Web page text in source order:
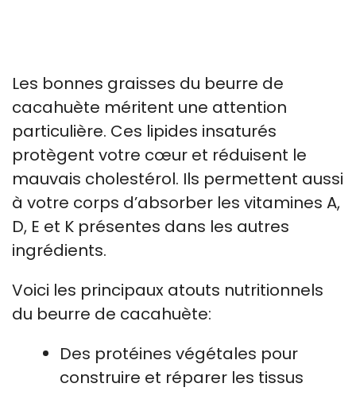
Les bonnes graisses du beurre de
cacahuète méritent une attention
particulière. Ces lipides insaturés
protègent votre cœur et réduisent le
mauvais cholestérol. Ils permettent aussi
à votre corps d’absorber les vitamines A,
D, E et K présentes dans les autres
ingrédients.
Voici les principaux atouts nutritionnels
du beurre de cacahuète:
Des protéines végétales pour
construire et réparer les tissus